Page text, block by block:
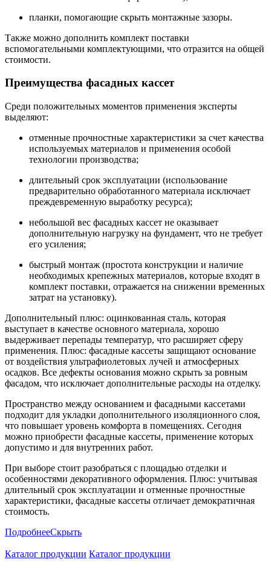
планки, помогающие скрыть монтажные зазоры.
Также можно дополнить комплект поставки
вспомогательными комплектующими, что отразится на общей
стоимости.
Преимущества фасадных кассет
Среди положительных моментов применения эксперты
выделяют:
отменные прочностные характеристики за счет качества
используемых материалов и применения особой
технологии производства;
длительный срок эксплуатации (использование
предварительно обработанного материала исключает
преждевременную выработку ресурса);
небольшой вес фасадных кассет не оказывает
дополнительную нагрузку на фундамент, что не требует
его усиления;
быстрый монтаж (простота конструкции и наличие
необходимых крепежных материалов, которые входят в
комплект поставки, отражается на снижении временных
затрат на установку).
Дополнительный плюс: оцинкованная сталь, которая
выступает в качестве основного материала, хорошо
выдерживает перепады температур, что расширяет сферу
применения. Плюс: фасадные кассеты защищают основание
от воздействия ультрафиолетовых лучей и атмосферных
осадков. Все дефекты основания можно скрыть за ровным
фасадом, что исключает дополнительные расходы на отделку.
Пространство между основанием и фасадными кассетами
подходит для укладки дополнительного изоляционного слоя,
что повышает уровень комфорта в помещениях. Сегодня
можно приобрести фасадные кассеты, применение которых
допустимо и для внутренних работ.
При выборе стоит разобраться с площадью отделки и
особенностями декоративного оформления. Плюс: учитывая
длительный срок эксплуатации и отменные прочностные
характеристики, фасадные кассеты отличает демократичная
стоимость.
ПодробнееСкрыть
Каталог продукции Каталог продукции